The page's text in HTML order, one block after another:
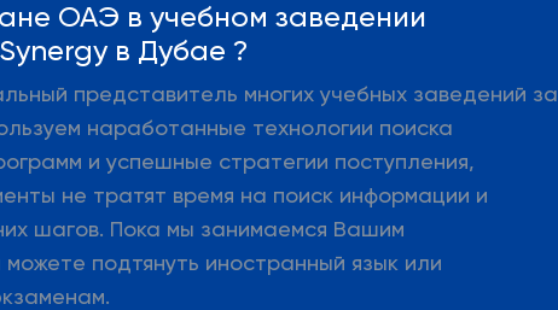
ОАЭ в учебном заведении
в Дубае ?
представитель многих учебных заведений за
наработанные технологии поиска
и успешные стратегии поступления,
не тратят время на поиск информации и
шагов. Пока мы занимаемся Вашим
подтянуть иностранный язык или